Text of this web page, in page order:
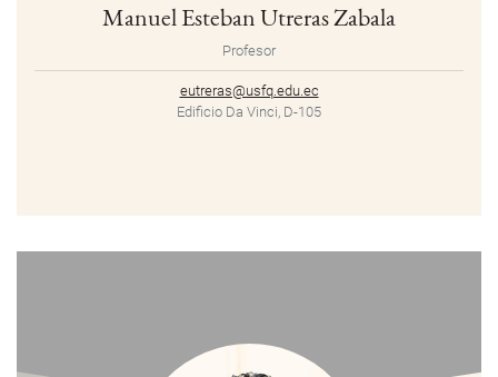
Manuel Esteban Utreras Zabala
Profesor
eutreras@usfq.edu.ec
Edificio Da Vinci, D-105